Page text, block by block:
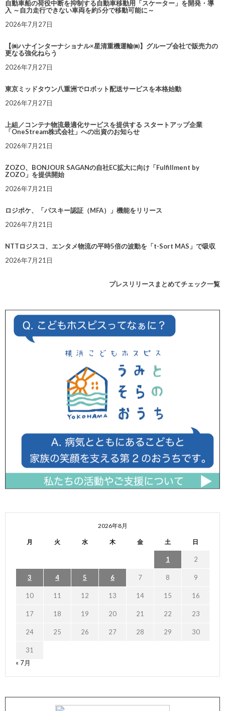
自動車船の荷役中断を抑制する自動車移動用「スケーター」を開発・導
入 ～自力走行できない車両を約5分で移動可能に～
2026年7月27日
【㈱ハナインターナショナル×星清重機運輸㈱】グループ会社で販売力の
更なる強化ねらう
2026年7月27日
東京ミッドタウン八重洲でロボット配送サービスを本格始動
2026年7月27日
上組／コンテナ物流最適化サービスを提供する スタートアップ企業
「OneStream株式会社」への出資のお知らせ
2026年7月21日
ZOZO、BONJOUR SAGANの自社EC拡大に向け「Fulfillment by
ZOZO」を提供開始
2026年7月21日
ロジポケ、「パスキー認証（MFA）」機能をリリース
2026年7月21日
NTTロジスコ、エンタメ物流の平時5倍の波動を「t-Sort MAS」で吸収
2026年7月21日
プレスリリースまとめてチェック一覧
2026年8月
月 火 水 木 金 土 日
1 2
3 4 5 6 7 8 9
10 11 12 13 14 15 16
17 18 19 20 21 22 23
24 25 26 27 28 29 30
31
« 7月